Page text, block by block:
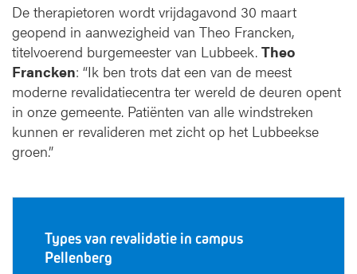
De therapietoren wordt vrijdagavond 30 maart
geopend in aanwezigheid van Theo Francken,
titelvoerend burgemeester van Lubbeek. Theo
Francken: “Ik ben trots dat een van de meest
moderne revalidatiecentra ter wereld de deuren opent
in onze gemeente. Patiënten van alle windstreken
kunnen er revalideren met zicht op het Lubbeekse
groen.”
Types van revalidatie in campus
Pellenberg